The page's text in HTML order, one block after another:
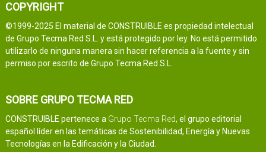
COPYRIGHT
©1999-2025 El material de CONSTRUIBLE es propiedad intelectual
de Grupo Tecma Red S.L. y está protegido por ley. No está permitido
utilizarlo de ninguna manera sin hacer referencia a la fuente y sin
permiso por escrito de Grupo Tecma Red S.L.
SOBRE GRUPO TECMA RED
CONSTRUIBLE pertenece a Grupo Tecma Red, el grupo editorial
español líder en las temáticas de Sostenibilidad, Energía y Nuevas
Tecnologías en la Edificación y la Ciudad.